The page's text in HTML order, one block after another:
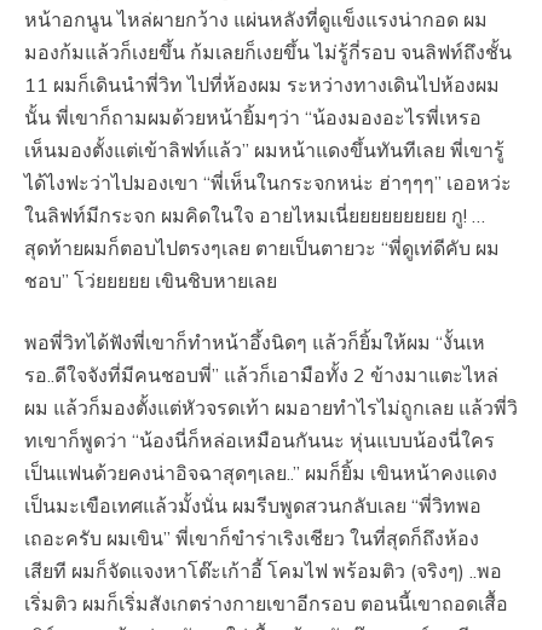
หน้าอกนูน ไหล่ผายกว้าง แผ่นหลังที่ดูแข็งแรงน่ากอด ผม
มองก้มแล้วก็เงยขึ้น ก้มเลยก็เงยขึ้น ไม่รู้กี่รอบ จนลิฟท์ถึงชั้น
11 ผมก็เดินนำพี่วิท ไปที่ห้องผม ระหว่างทางเดินไปห้องผม
นั้น พี่เขาก็ถามผมด้วยหน้ายิ้มๆว่า “น้องมองอะไรพี่เหรอ
เห็นมองตั้งแต่เข้าลิฟท์แล้ว” ผมหน้าแดงขึ้นทันทีเลย พี่เขารู้
ได้ไงฟะว่าไปมองเขา “พี่เห็นในกระจกหน่ะ ฮ่าๆๆๆ” เออหว่ะ
ในลิฟท์มีกระจก ผมคิดในใจ อายไหมเนี่ยยยยยยยยย กู! …
สุดท้ายผมก็ตอบไปตรงๆเลย ตายเป็นตายวะ “พี่ดูเท่ดีคับ ผม
ชอบ” โว่ยยยยย เขินชิบหายเลย
พอพี่วิทได้ฟังพี่เขาก็ทำหน้าอึ้งนิดๆ แล้วก็ยิ้มให้ผม “งั้นเห
รอ..ดีใจจังที่มีคนชอบพี่” แล้วก็เอามือทั้ง 2 ข้างมาแตะไหล่
ผม แล้วก็มองตั้งแต่หัวจรดเท้า ผมอายทำไรไม่ถูกเลย แล้วพี่วิ
ทเขาก็พูดว่า “น้องนี่ก็หล่อเหมือนกันนะ หุ่นแบบน้องนี่ใคร
เป็นแฟนด้วยคงน่าอิจฉาสุดๆเลย..” ผมก็ยิ้ม เขินหน้าคงแดง
เป็นมะเขือเทศแล้วมั้งนั่น ผมรีบพูดสวนกลับเลย “พี่วิทพอ
เถอะครับ ผมเขิน” พี่เขาก็ขำร่าเริงเชียว ในที่สุดก็ถึงห้อง
เสียที ผมก็จัดแจงหาโต๊ะเก้าอี้ โคมไฟ พร้อมติว (จริงๆ) ..พอ
เริ่มติว ผมก็เริ่มสังเกตร่างกายเขาอีกรอบ ตอนนี้เขาถอดเสื้อ